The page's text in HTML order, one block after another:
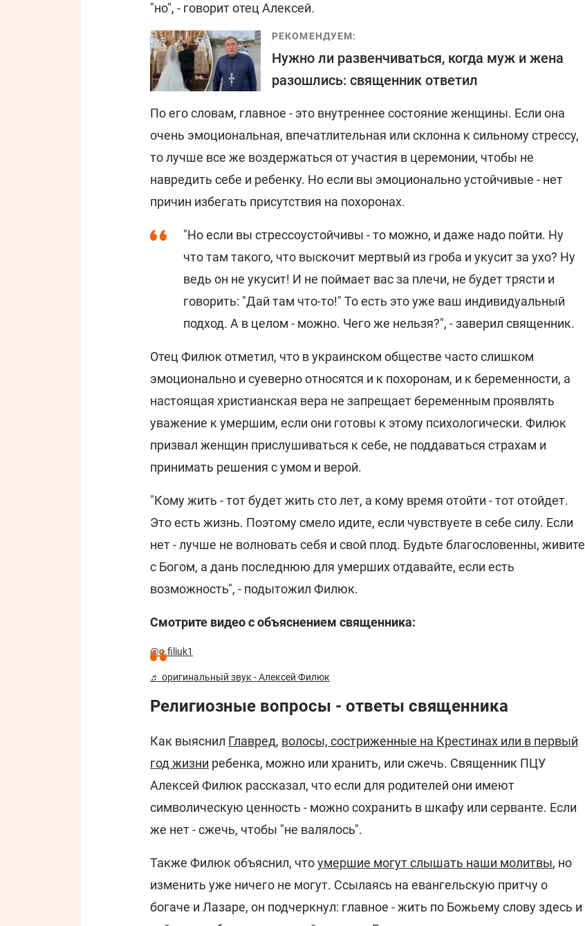
"но", - говорит отец Алексей.
РЕКОМЕНДУЕМ:
Нужно ли развенчиваться, когда муж и жена
разошлись: священник ответил
По его словам, главное - это внутреннее состояние женщины. Если она
очень эмоциональная, впечатлительная или склонна к сильному стрессу,
то лучше все же воздержаться от участия в церемонии, чтобы не
навредить себе и ребенку. Но если вы эмоционально устойчивые - нет
причин избегать присутствия на похоронах.
"Но если вы стрессоустойчивы - то можно, и даже надо пойти. Ну
что там такого, что выскочит мертвый из гроба и укусит за ухо? Ну
ведь он не укусит! И не поймает вас за плечи, не будет трясти и
говорить: "Дай там что-то!" То есть это уже ваш индивидуальный
подход. А в целом - можно. Чего же нельзя?", - заверил священник.
Отец Филюк отметил, что в украинском обществе часто слишком
эмоционально и суеверно относятся и к похоронам, и к беременности, а
настоящая христианская вера не запрещает беременным проявлять
уважение к умершим, если они готовы к этому психологически. Филюк
призвал женщин прислушиваться к себе, не поддаваться страхам и
принимать решения с умом и верой.
"Кому жить - тот будет жить сто лет, а кому время отойти - тот отойдет.
Это есть жизнь. Поэтому смело идите, если чувствуете в себе силу. Если
нет - лучше не волновать себя и свой плод. Будьте благословенны, живите
с Богом, а дань последнюю для умерших отдавайте, если есть
возможность", - подытожил Филюк.
Смотрите видео с объяснением священника:
@o.filiuk1
♬ оригинальный звук - Алексей Филюк
Религиозные вопросы - ответы священника
Как выяснил Главред, волосы, состриженные на Крестинах или в первый
год жизни ребенка, можно или хранить, или сжечь. Священник ПЦУ
Алексей Филюк рассказал, что если для родителей они имеют
символическую ценность - можно сохранить в шкафу или серванте. Если
же нет - сжечь, чтобы "не валялось".
Также Филюк объяснил, чтоумершие могут слышать наши молитвы, но
изменить уже ничего не могут. Ссылаясь на евангельскую притчу о
богаче и Лазаре, он подчеркнул: главное - жить по Божьему слову здесь и